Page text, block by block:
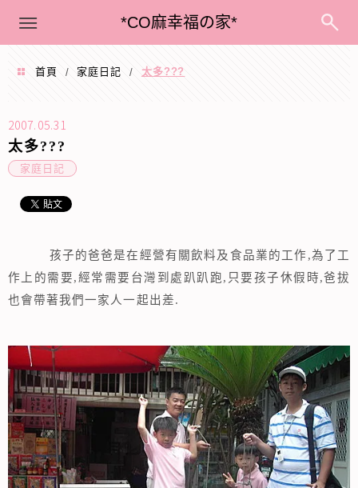
*CO麻幸福の家*
menu
首頁 / 家庭日記 / 太多???
2007.05.31
太多???
家庭日記
孩子的爸爸是在經營有關飲料及食品業的工作 ,為了工
作上的需要,經常需要台灣到處趴趴跑,只要孩子休假時,爸拔
也會帶著我們一家人一起出差.